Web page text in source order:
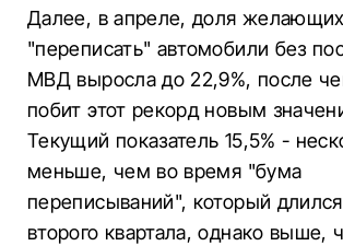
Далее, в апреле, доля желающих
"переписать" автомобили без
МВД выросла до 22,9%, после
побит этот рекорд новым
Текущий показатель 15,5% -
меньше, чем во время "бума
переписываний", который
второго квартала, однако выше,